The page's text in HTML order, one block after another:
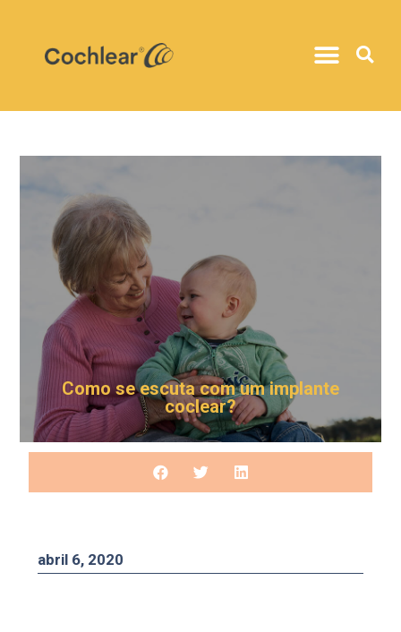
Como se escuta com um implante
coclear?
abril 6, 2020